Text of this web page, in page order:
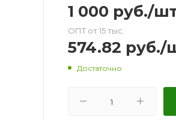
1 000 руб./
ОПТ от 15 тыс.
574.82 руб./
Достаточно